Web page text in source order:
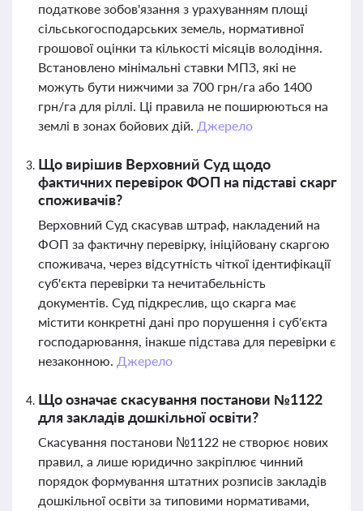
податкове зобов'язання з урахуванням площі
сільськогосподарських земель, нормативної
грошової оцінки та кількості місяців володіння.
Встановлено мінімальні ставки МПЗ, які не
можуть бути нижчими за 700 грн/га або 1400
грн/га для ріллі. Ці правила не поширюються на
землі в зонах бойових дій. Джерело
Що вирішив Верховний Суд щодо
фактичних перевірок ФОП на підставі скарг
споживачів?
Верховний Суд скасував штраф, накладений на
ФОП за фактичну перевірку, ініційовану скаргою
споживача, через відсутність чіткої ідентифікації
суб'єкта перевірки та нечитабельність
документів. Суд підкреслив, що скарга має
містити конкретні дані про порушення і суб'єкта
господарювання, інакше підстава для перевірки є
незаконною. Джерело
Що означає скасування постанови №1122
для закладів дошкільної освіти?
Скасування постанови №1122 не створює нових
правил, а лише юридично закріплює чинний
порядок формування штатних розписів закладів
дошкільної освіти за типовими нормативами,